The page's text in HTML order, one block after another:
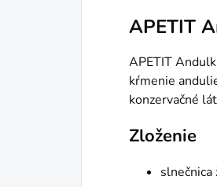
APETIT
APETIT
kŕmenie
konzervačné
Zloženie
slnečnica